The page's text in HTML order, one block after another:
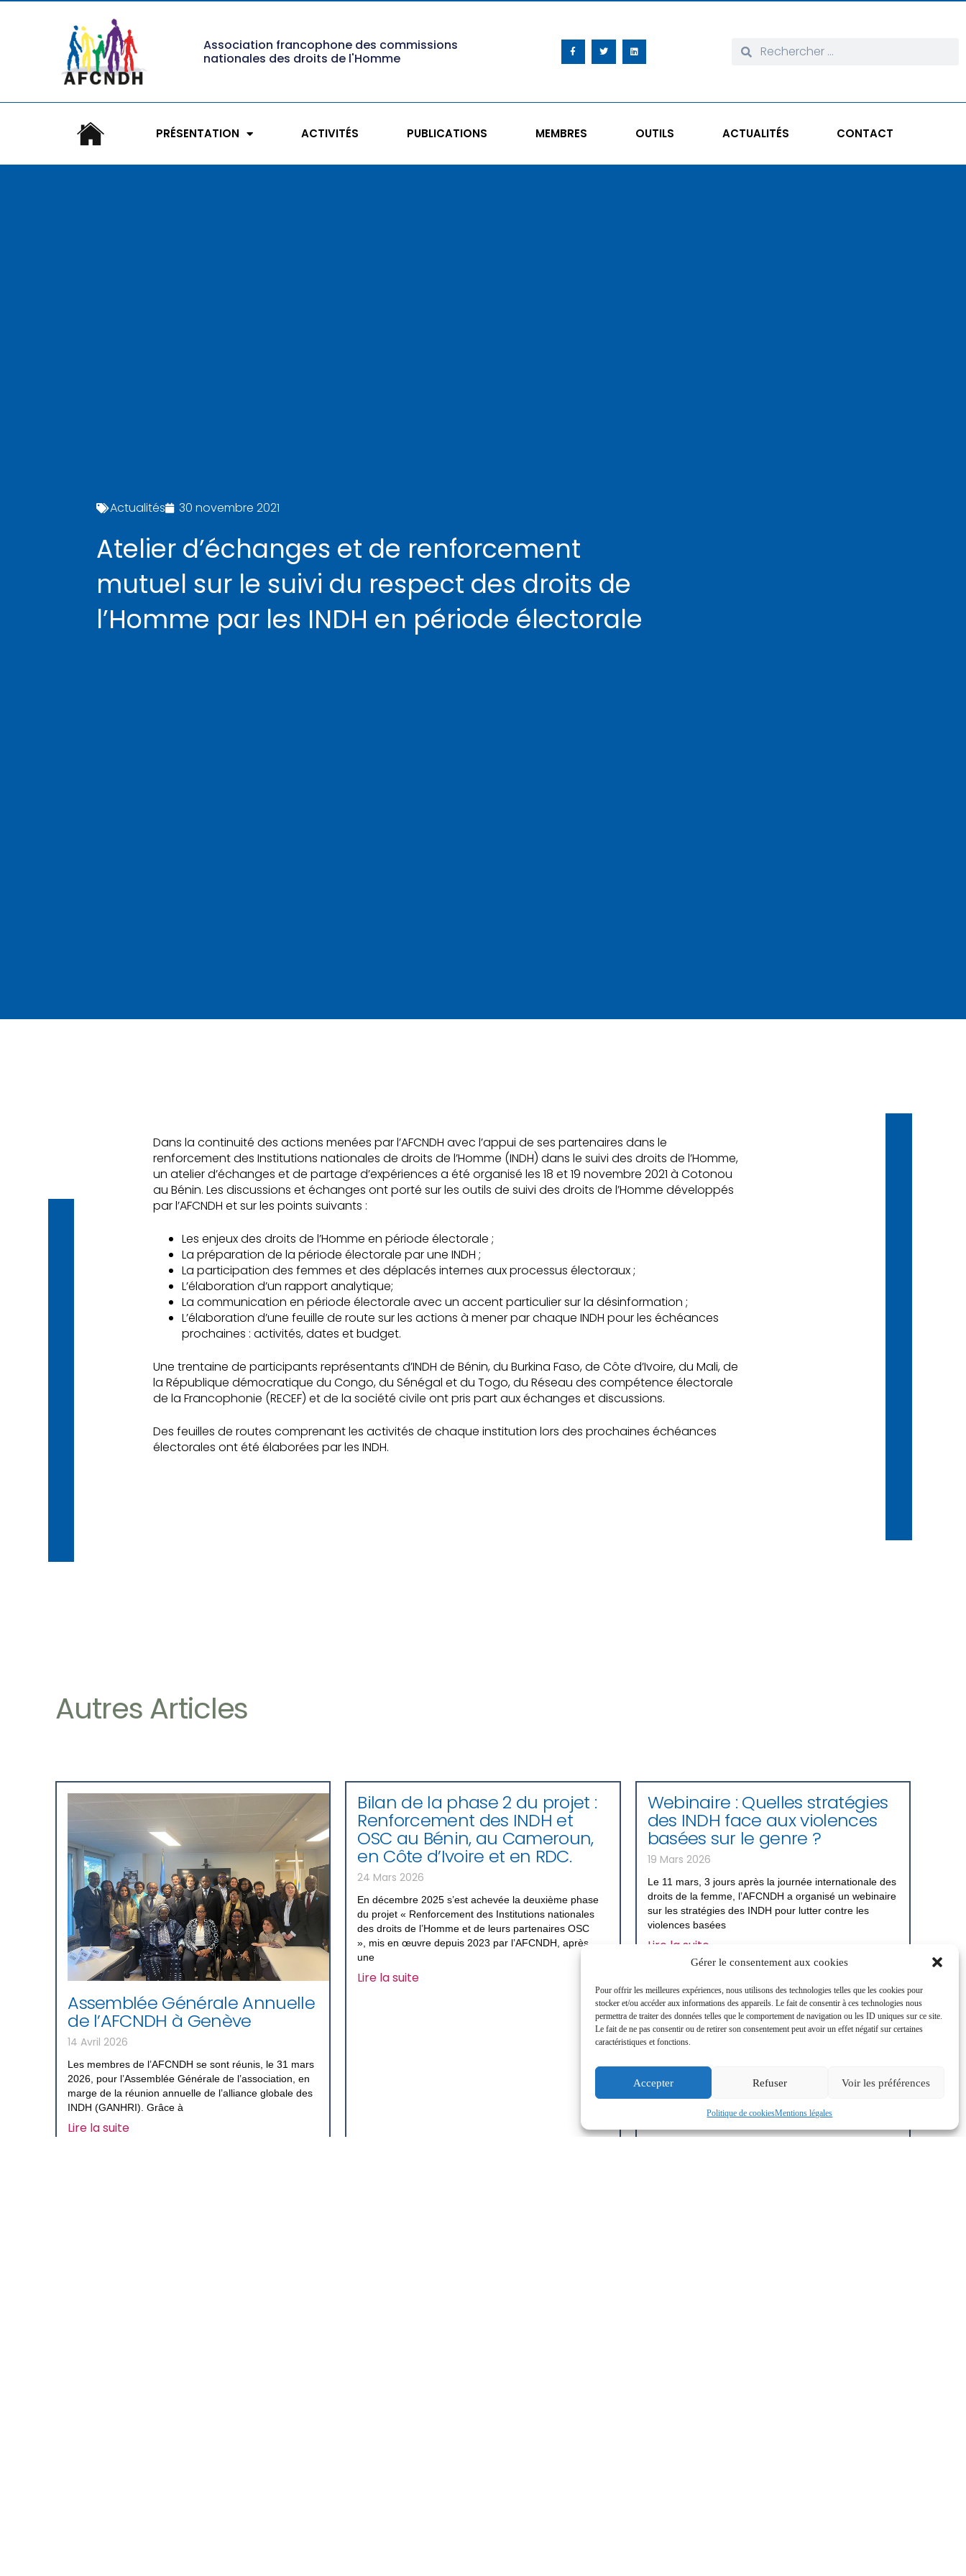
Gérer le consentement aux cookies
Pour offrir les meilleures expériences, nous utilisons des technologies telles que les cookies pour
stocker et/ou accéder aux informations des appareils. Le fait de consentir à ces technologies nous
permettra de traiter des données telles que le comportement de navigation ou les ID uniques sur ce site.
Le fait de ne pas consentir ou de retirer son consentement peut avoir un effet négatif sur certaines
caractéristiques et fonctions.
Accepter Refuser Voir les préférences
Politique de cookiesMentions légales
Association francophone des commissions
nationales des droits de l'Homme
PRÉSENTATION ACTIVITÉS PUBLICATIONS MEMBRES OUTILS ACTUALITÉS CONTACT
Actualités 30 novembre 2021
Atelier d’échanges et de renforcement
mutuel sur le suivi du respect des droits de
l’Homme par les INDH en période électorale
Dans la continuité des actions menées par l’AFCNDH avec l’appui de ses partenaires dans le
renforcement des Institutions nationales de droits de l’Homme (INDH) dans le suivi des droits de l’Homme,
un atelier d’échanges et de partage d’expériences a été organisé les 18 et 19 novembre 2021 à Cotonou
au Bénin. Les discussions et échanges ont porté sur les outils de suivi des droits de l’Homme développés
par l’AFCNDH et sur les points suivants :
Les enjeux des droits de l’Homme en période électorale ;
La préparation de la période électorale par une INDH ;
La participation des femmes et des déplacés internes aux processus électoraux ;
L’élaboration d’un rapport analytique;
La communication en période électorale avec un accent particulier sur la désinformation ;
L’élaboration d’une feuille de route sur les actions à mener par chaque INDH pour les échéances
prochaines : activités, dates et budget.
Une trentaine de participants représentants d’INDH de Bénin, du Burkina Faso, de Côte d’Ivoire, du Mali, de
la République démocratique du Congo, du Sénégal et du Togo, du Réseau des compétence électorale
de la Francophonie (RECEF) et de la société civile ont pris part aux échanges et discussions.
Des feuilles de routes comprenant les activités de chaque institution lors des prochaines échéances
électorales ont été élaborées par les INDH.
Autres Articles
Assemblée Générale Annuelle
de l’AFCNDH à Genève
14 Avril 2026
Les membres de l’AFCNDH se sont réunis, le 31 mars
2026, pour l’Assemblée Générale de l’association, en
marge de la réunion annuelle de l’alliance globale des
INDH (GANHRI). Grâce à
Lire la suite
Bilan de la phase 2 du projet :
Renforcement des INDH et
OSC au Bénin, au Cameroun,
en Côte d’Ivoire et en RDC.
24 Mars 2026
En décembre 2025 s’est achevée la deuxième phase
du projet « Renforcement des Institutions nationales
des droits de l’Homme et de leurs partenaires OSC
», mis en œuvre depuis 2023 par l’AFCNDH, après
une
Lire la suite
Webinaire : Quelles stratégies
des INDH face aux violences
basées sur le genre ?
19 Mars 2026
Le 11 mars, 3 jours après la journée internationale des
droits de la femme, l’AFCNDH a organisé un webinaire
sur les stratégies des INDH pour lutter contre les
violences basées
Lire la suite